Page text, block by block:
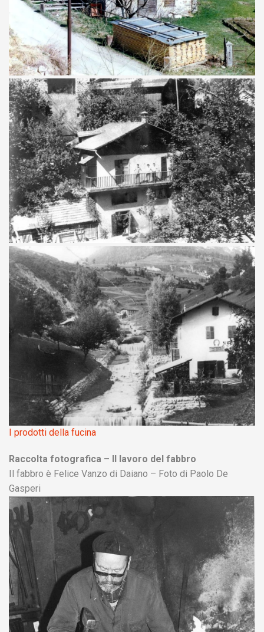
I prodotti della fucina
Raccolta fotografica – Il lavoro del fabbro
Il fabbro è Felice Vanzo di Daiano – Foto di Paolo De
Gasperi